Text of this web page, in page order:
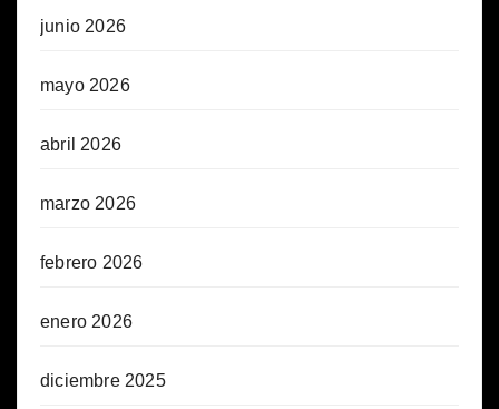
junio 2026
mayo 2026
abril 2026
marzo 2026
febrero 2026
enero 2026
diciembre 2025